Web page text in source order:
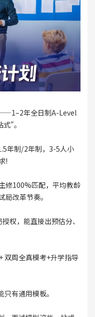
年全日制A-Level
"。
年制/2年制，3-5人小
!
修100%匹配，平均教龄
改革节奏。
权，能直接出预估分、
双周全真模考+升学指导
有通用模板。